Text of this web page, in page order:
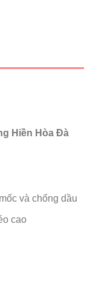
Hiền Hòa Đà
và chống dầu
cao